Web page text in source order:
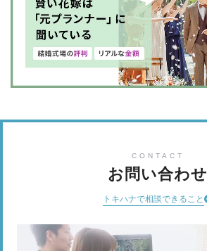
CONTACT
お問い合わせ
トキハナで相談できること